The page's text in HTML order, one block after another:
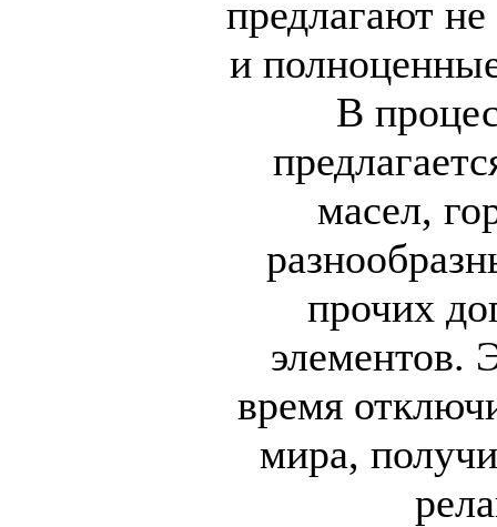
предлагают
и
В
масел,
прочих
элементов.
время
мира,